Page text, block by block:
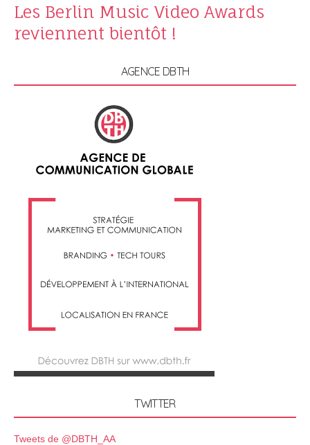
Les Berlin Music Video Awards
reviennent bientôt !
AGENCE DBTH
TWITTER
Tweets de @DBTH_AA